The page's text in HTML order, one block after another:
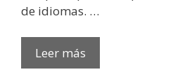
de idiomas. …
Leer más